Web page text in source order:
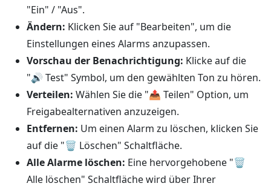
"Ein" / "Aus".
Ändern: Klicken Sie auf "Bearbeiten", um die
Einstellungen eines Alarms anzupassen.
Vorschau der Benachrichtigung: Klicke auf die
"🔊 Test" Symbol, um den gewählten Ton zu hören.
Verteilen: Wählen Sie die "📤 Teilen" Option, um
Freigabealternativen anzuzeigen.
Entfernen: Um einen Alarm zu löschen, klicken Sie
auf die "🗑️ Löschen" Schaltfläche.
Alle Alarme löschen: Eine hervorgehobene "🗑️
Alle löschen" Schaltfläche wird über Ihrer